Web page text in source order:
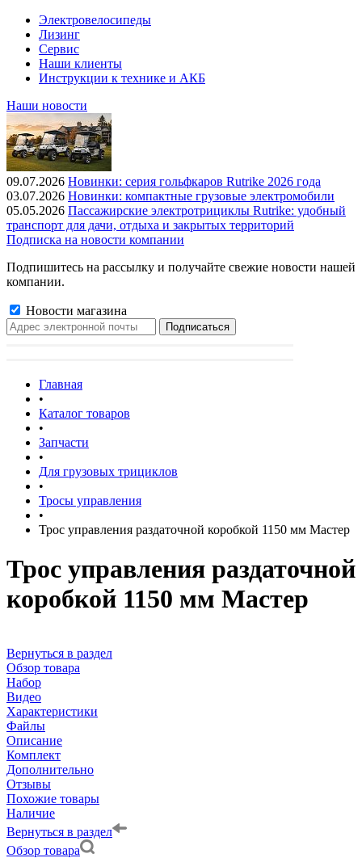
Электровелосипеды
Лизинг
Сервис
Наши клиенты
Инструкции к технике и АКБ
Наши новости
09.07.2026 Новинки: серия гольфкаров Rutrike 2026 года
03.07.2026 Новинки: компактные грузовые электромобили
05.05.2026 Пассажирские электротрициклы Rutrike: удобный
транспорт для дачи, отдыха и закрытых территорий
Подписка на новости компании
Подпишитесь на рассылку и получайте свежие новости нашей
компании.
Новости магазина
Главная
•
Каталог товаров
•
Запчасти
•
Для грузовых трициклов
•
Тросы управления
•
Трос управления раздаточной коробкой 1150 мм Мастер
Трос управления раздаточной
коробкой 1150 мм Мастер
Вернуться в раздел
Обзор товара
Набор
Видео
Характеристики
Файлы
Описание
Комплект
Дополнительно
Отзывы
Похожие товары
Наличие
Вернуться в раздел
Обзор товара